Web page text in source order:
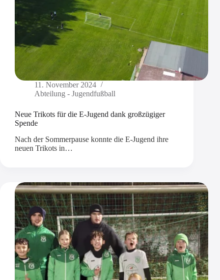
11. November 2024
Abteilung - Jugendfußball
Neue Trikots für die E-Jugend dank großzügiger
Spende
Nach der Sommerpause konnte die E-Jugend ihre
neuen Trikots in…